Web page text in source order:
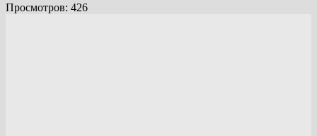
Просмотров: 426